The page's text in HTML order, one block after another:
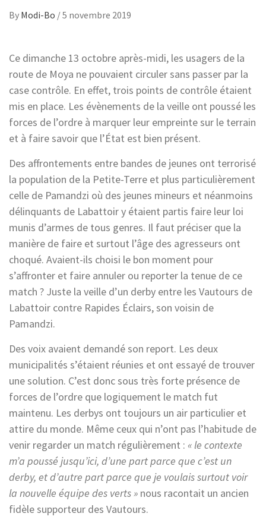
By Modi-Bo /5 novembre 2019
Ce dimanche 13 octobre après-midi, les usagers de la
route de Moya ne pouvaient circuler sans passer par la
case contrôle. En effet, trois points de contrôle étaient
mis en place. Les évènements de la veille ont poussé les
forces de l’ordre à marquer leur empreinte sur le terrain
et à faire savoir que l’État est bien présent.
Des affrontements entre bandes de jeunes ont terrorisé
la population de la Petite-Terre et plus particulièrement
celle de Pamandzi où des jeunes mineurs et néanmoins
délinquants de Labattoir y étaient partis faire leur loi
munis d’armes de tous genres. Il faut préciser que la
manière de faire et surtout l’âge des agresseurs ont
choqué. Avaient-ils choisi le bon moment pour
s’affronter et faire annuler ou reporter la tenue de ce
match ? Juste la veille d’un derby entre les Vautours de
Labattoir contre Rapides Éclairs, son voisin de
Pamandzi.
Des voix avaient demandé son report. Les deux
municipalités s’étaient réunies et ont essayé de trouver
une solution. C’est donc sous très forte présence de
forces de l’ordre que logiquement le match fut
maintenu. Les derbys ont toujours un air particulier et
attire du monde. Même ceux qui n’ont pas l’habitude de
venir regarder un match régulièrement : « le contexte
m’a poussé jusqu’ici, d’une part parce que c’est un
derby, et d’autre part parce que je voulais surtout voir
la nouvelle équipe des verts » nous racontait un ancien
fidèle supporteur des Vautours.